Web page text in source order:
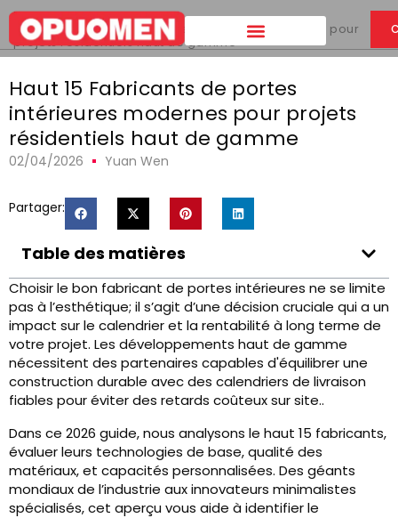
Maison >
Haut 15 Fabricants de portes intérieures modernes pour
projets résidentiels haut de gamme
Haut 15 Fabricants de portes
intérieures modernes pour projets
résidentiels haut de gamme
02/04/2026 Yuan Wen
Partager:
Table des matières
Choisir le bon fabricant de portes intérieures ne se limite
pas à l’esthétique; il s’agit d’une décision cruciale qui a un
impact sur le calendrier et la rentabilité à long terme de
votre projet. Les développements haut de gamme
nécessitent des partenaires capables d'équilibrer une
construction durable avec des calendriers de livraison
fiables pour éviter des retards coûteux sur site..
Dans ce 2026 guide, nous analysons le haut 15 fabricants,
évaluer leurs technologies de base, qualité des
matériaux, et capacités personnalisées. Des géants
mondiaux de l’industrie aux innovateurs minimalistes
spécialisés, cet aperçu vous aide à identifier le